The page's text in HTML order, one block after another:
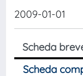
2009-01-01
Scheda
Scheda